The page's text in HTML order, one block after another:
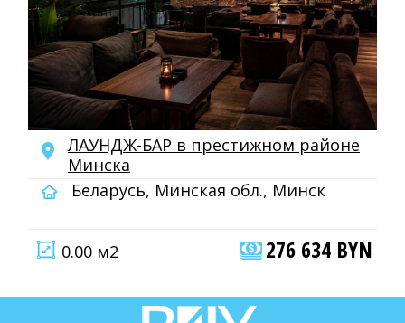
ЛАУНДЖ-БАР в престижном районе
Минска
Беларусь, Минская обл., Минск
0.00 м2 276 634 BYN